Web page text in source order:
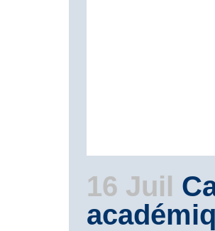
16 Juil
Titulaire d’un doctorat
par votre profil de